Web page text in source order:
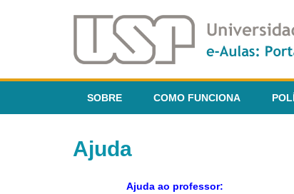
SOBRE COMO FUNCIONA
Ajuda
Ajuda ao professor: